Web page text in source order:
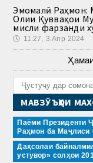
Эмомалӣ Раҳмон:
Олии Қувваҳои
мисли фарзанди
🕔 11:27, 3.Апр 2024
МАВЗӮЪҲОИ
Паёми Президенти
Раҳмон ба Маҷлиси
Даҳсолаи
устувор» солҳои